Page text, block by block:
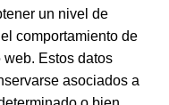
– 14 x 20 cm – Color
un nivel de
comportamiento de
web. Estos datos
asociados a